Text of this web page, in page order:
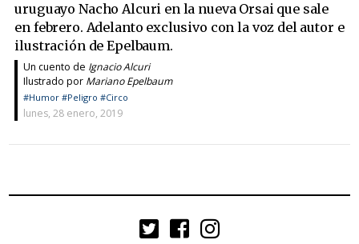
uruguayo Nacho Alcuri en la nueva Orsai que sale
en febrero. Adelanto exclusivo con la voz del autor e
ilustración de Epelbaum.
Un cuento de Ignacio Alcuri
Ilustrado por Mariano Epelbaum
#Humor #Peligro #Circo
lunes, 28 enero, 2019